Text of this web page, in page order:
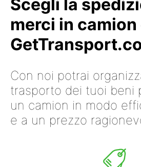
Scegli la
merci in camion
Con noi potrai
trasporto dei tuoi beni
un camion in modo
e a un prezzo